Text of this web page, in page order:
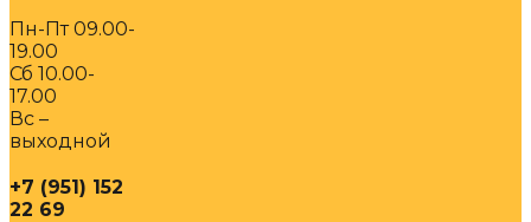
Пн-Пт 09.00-
19.00
Сб 10.00-
17.00
Вс –
выходной
+7 (951) 152
22 69